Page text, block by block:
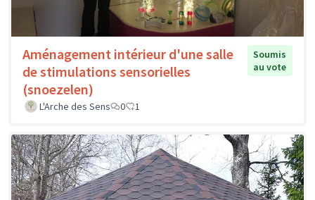
Aménagement intérieur d'une salle
de stimulations sensorielles
(snoezelen)
Soumis
au vote
L'Arche des Sens 0 1